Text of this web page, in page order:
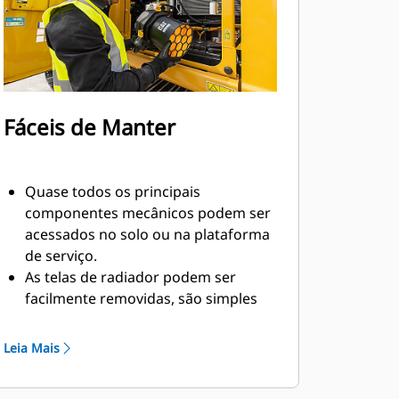
aprender sobre os recursos da
máquina e de tecnologia por meio de
um conjunto completo de vídeos
sobre "como fazer".
leves, úmidos e pegajosos com uma
Fáceis de Manter
Quase todos os principais
componentes mecânicos podem ser
acessados no solo ou na plataforma
de serviço.
As telas de radiador podem ser
facilmente removidas, são simples
livres de pequenos detritos que
pedaços de grama.
Leia Mais